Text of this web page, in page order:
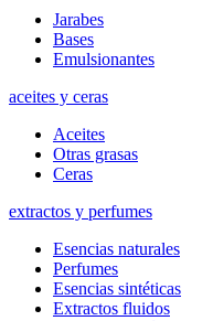
Jarabes
Bases
Emulsionantes
aceites y ceras
Aceites
Otras grasas
Ceras
extractos y perfumes
Esencias naturales
Perfumes
Esencias sintéticas
Extractos fluidos